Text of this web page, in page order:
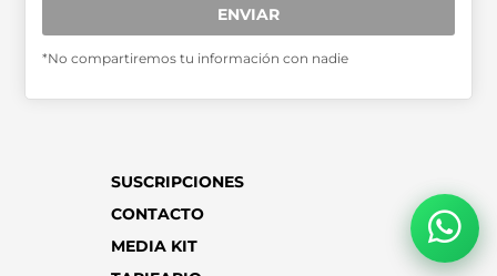
Entidades Periodísticas Argentinas
ADEPA
SUSCRIPCIONES
CONTACTO
MEDIA KIT
ENVIAR
*No compartiremos tu información con nadie